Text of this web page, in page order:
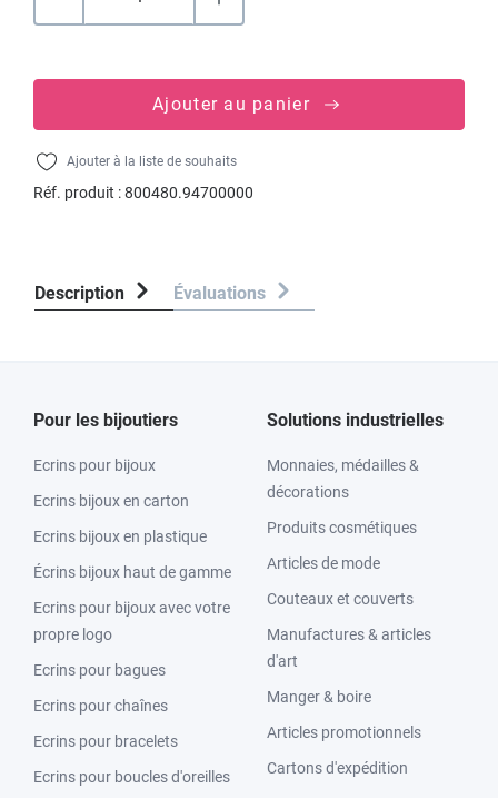
Ajouter au panier
Ajouter à la liste de souhaits
Réf. produit :800480.94700000
Description Évaluations
Pour les bijoutiers
Ecrins pour bijoux
Ecrins bijoux en carton
Ecrins bijoux en plastique
Écrins bijoux haut de gamme
Ecrins pour bijoux avec votre
propre logo
Ecrins pour bagues
Ecrins pour chaînes
Ecrins pour bracelets
Ecrins pour boucles d'oreilles
Solutions industrielles
Monnaies, médailles &
décorations
Produits cosmétiques
Articles de mode
Couteaux et couverts
Manufactures & articles
d'art
Manger & boire
Articles promotionnels
Cartons d'expédition